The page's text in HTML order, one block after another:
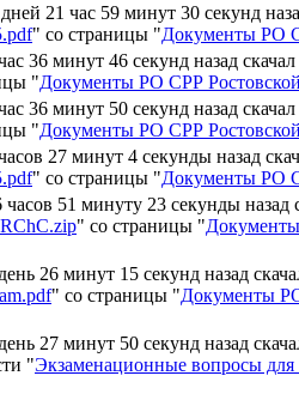
21 час 59 минут 30 секунд
" со страницы "Документы РО
36 минут 46 секунд назад скачал
"Документы РО СРР
36 минут 50 секунд назад скачал
"Документы РО СРР
27 минут 4 секунды назад
" со страницы "Документы РО
часов 51 минуту 23 секунды назад
" со страницы "
26 минут 15 секунд назад
" со страницы "Документы
27 минут 50 секунд назад
"Экзаменационные вопросы